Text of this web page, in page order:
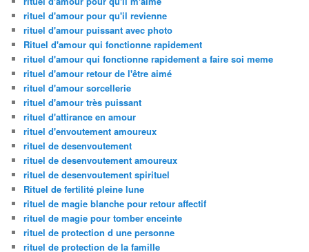
rituel d'amour pour qu'il revienne
rituel d'amour puissant avec photo
Rituel d'amour qui fonctionne rapidement
rituel d'amour qui fonctionne rapidement a faire soi meme
rituel d'amour retour de l'être aimé
rituel d'amour sorcellerie
rituel d'amour très puissant
rituel d'attirance en amour
rituel d'envoutement amoureux
rituel de desenvoutement
rituel de desenvoutement amoureux
rituel de desenvoutement spirituel
Rituel de fertilité pleine lune
rituel de magie blanche pour retour affectif
rituel de magie pour tomber enceinte
rituel de protection d une personne
rituel de protection de la famille